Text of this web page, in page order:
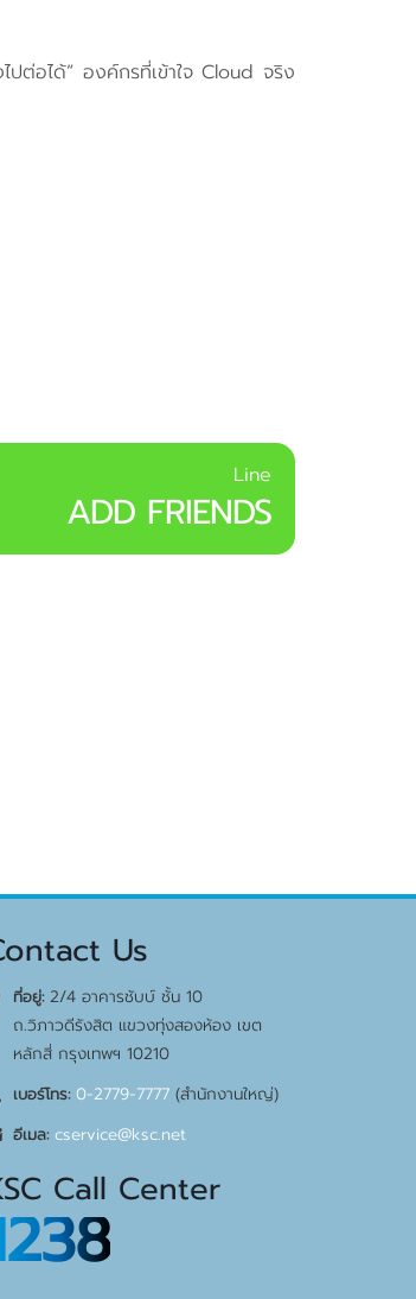
ต่อได้” องค์กรที่เข้าใจ Cloud จริง
Line
ADD FRIENDS
Us
ที่อยู่:2/4 อาคารชับบ์ ชั้น 10
ถ.วิภาวดีรังสิต แขวงทุ่งสองห้อง เขต
หลักสี่ กรุงเทพฯ 10210
เบอร์โทร: 0-2779-7777(สำนักงานใหญ่)
อีเมล: cservice@ksc.net
Call Center